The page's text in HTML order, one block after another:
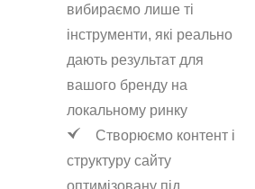
вибираємо лише ті
інструменти, які реально
дають результат для
вашого бренду на
локальному ринку
Створюємо контент і
структуру сайту
оптимізовану під